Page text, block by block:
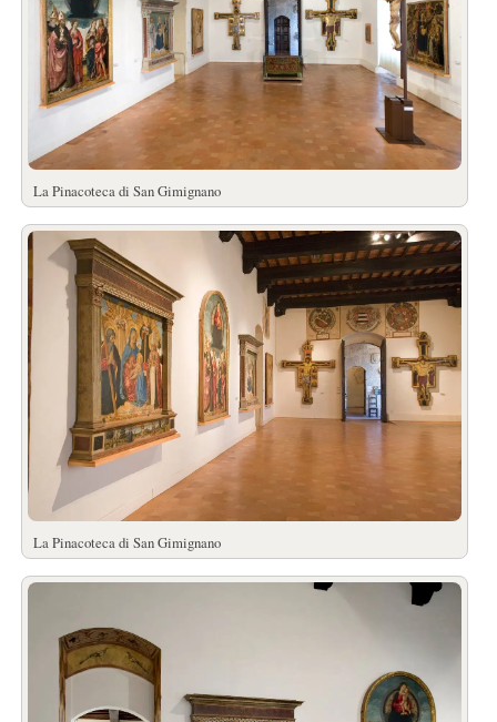
La Pinacoteca di San Gimignano
La Pinacoteca di San Gimignano